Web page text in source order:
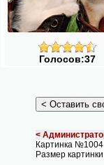
Голосов:37
<
Картинка
Размер